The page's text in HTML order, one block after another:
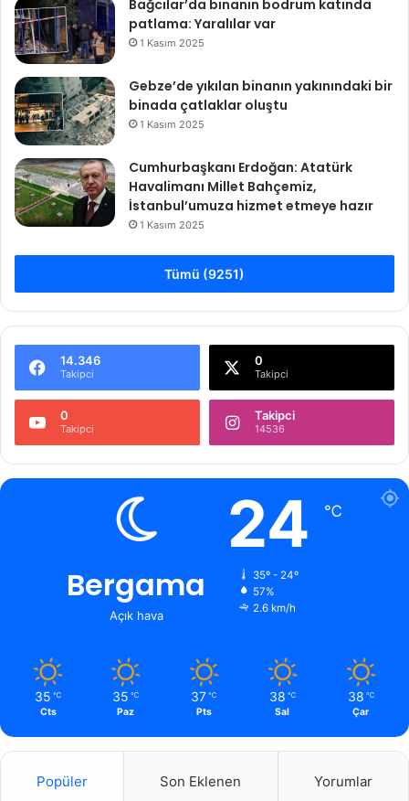
Bağcılar’da binanın bodrum katında
patlama: Yaralılar var
1 Kasım 2025
Gebze’de yıkılan binanın yakınındaki bir
binada çatlaklar oluştu
1 Kasım 2025
Cumhurbaşkanı Erdoğan: Atatürk
Havalimanı Millet Bahçemiz,
İstanbul’umuza hizmet etmeye hazır
1 Kasım 2025
Tümü (9251)
14.346
Takipci
0
Takipci
0
Takipci
Takipci
14536
Bergama
Açık hava
24 ℃
35º - 24º
57%
2.6 km/h
35 ℃
Cts
35 ℃
Paz
37 ℃
Pts
38 ℃
Sal
38 ℃
Çar
Popüler Son Eklenen Yorumlar